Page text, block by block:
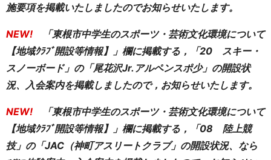
施要項を掲載いたしましたのでお知らせいたします。
NEW!
「東根市中学生のスポーツ・芸術文化環境について
【地域ｸﾗﾌﾞ開設等情報】」欄に掲載する，「20 スキー・
スノーボード」の「尾花沢Jr.アルペンスポ少」の開設状
況、入会案内を掲載しましたので，お知らせいたします。
NEW!
「東根市中学生のスポーツ・芸術文化環境について
【地域ｸﾗﾌﾞ開設等情報】」欄に掲載する，「08 陸上競
技」の「JAC（神町アスリートクラブ」の開設状況、なら